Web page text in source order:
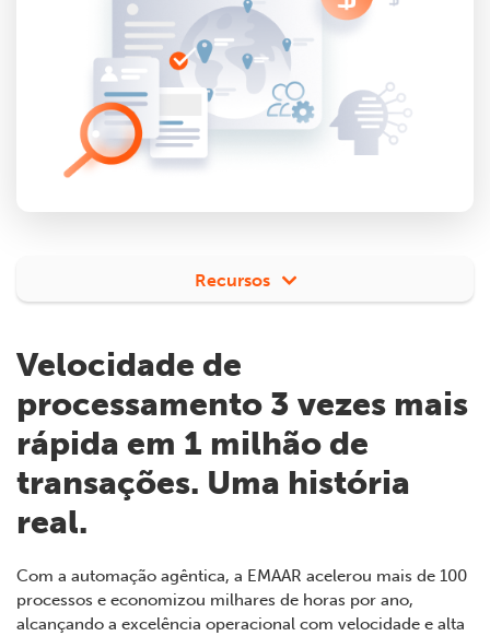
Recursos
Velocidade de
processamento 3 vezes mais
rápida em 1 milhão de
transações. Uma história
real.
Com a automação agêntica, a EMAAR acelerou mais de 100
processos e economizou milhares de horas por ano,
alcançando a excelência operacional com velocidade e alta